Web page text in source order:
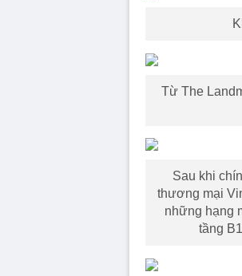
Từ The
Sau khi
thương mại
những hạng
tầng